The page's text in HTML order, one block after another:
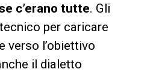
c’erano tutte. Gli
per caricare
verso l’obiettivo
il dialetto